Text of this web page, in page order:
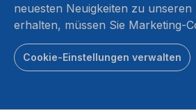
neuesten Neuigkeiten zu
erhalten, müssen Sie Marketing-
Cookie-Einstellungen verwalten